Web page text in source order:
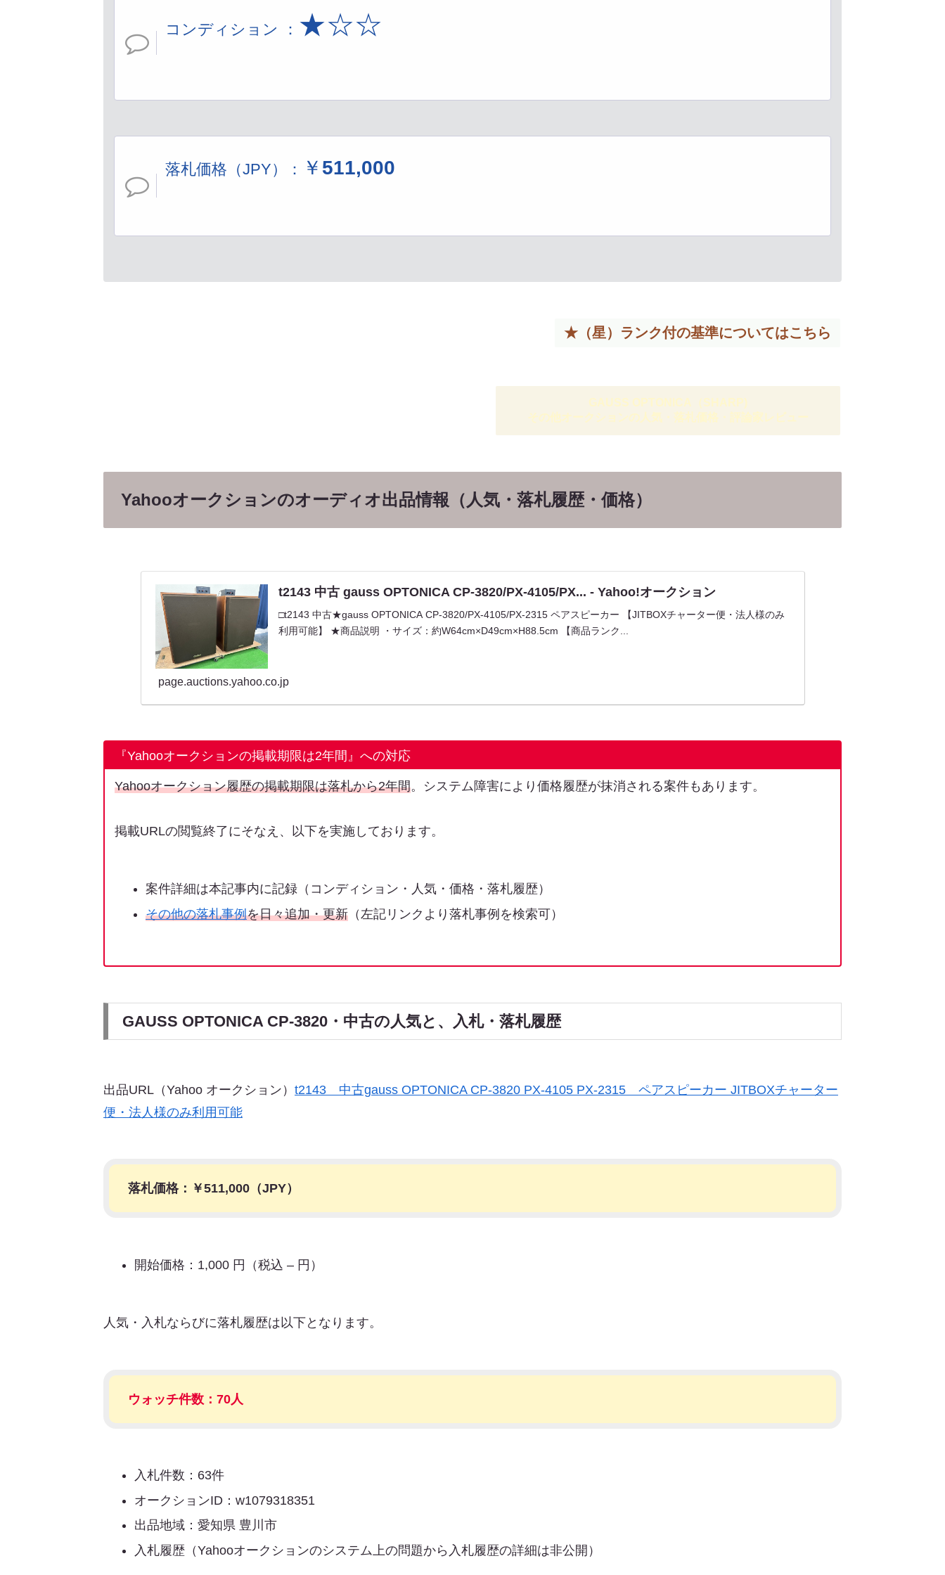
コンディション ： ★☆☆
落札価格（JPY）： ￥ 511,000
★（星）ランク付の基準についてはこちら
GAUSS OPTONICA（SHARP)
その他オークションの人気・落札価格・評論家レビュー
Yahooオークションのオーディオ出品情報（人気・落札履歴・価格）
t2143 中古 gauss OPTONICA CP-3820/PX-4105/PX... - Yahoo!オークション
□t2143 中古★gauss OPTONICA CP-3820/PX-4105/PX-2315 ペアスピーカー 【JITBOXチャーター便・法人様のみ
利用可能】 ★商品説明 ・サイズ：約W64cm×D49cm×H88.5cm 【商品ランク...
page.auctions.yahoo.co.jp
『Yahooオークションの掲載期限は2年間』への対応
Yahooオークション履歴の掲載期限は落札から2年間。システム障害により価格履歴が抹消される案件もあります。
掲載URLの閲覧終了にそなえ、以下を実施しております。
案件詳細は本記事内に記録（コンディション・人気・価格・落札履歴）
その他の落札事例を日々追加・更新（左記リンクより落札事例を検索可）
GAUSS OPTONICA CP-3820・中古の人気と、入札・落札履歴
出品URL（Yahoo オークション） t2143 中古gauss OPTONICA CP-3820 PX-4105 PX-2315 ペアスピーカー JITBOXチャーター
便・法人様のみ利用可能
落札価格：￥511,000 （JPY）
開始価格：1,000 円（税込 – 円）
人気・入札ならびに落札履歴は以下となります。
ウォッチ件数：70人
入札件数：63件
オークションID：w1079318351
出品地域：愛知県 豊川市
入札履歴（Yahooオークションのシステム上の問題から入札履歴の詳細は非公開）